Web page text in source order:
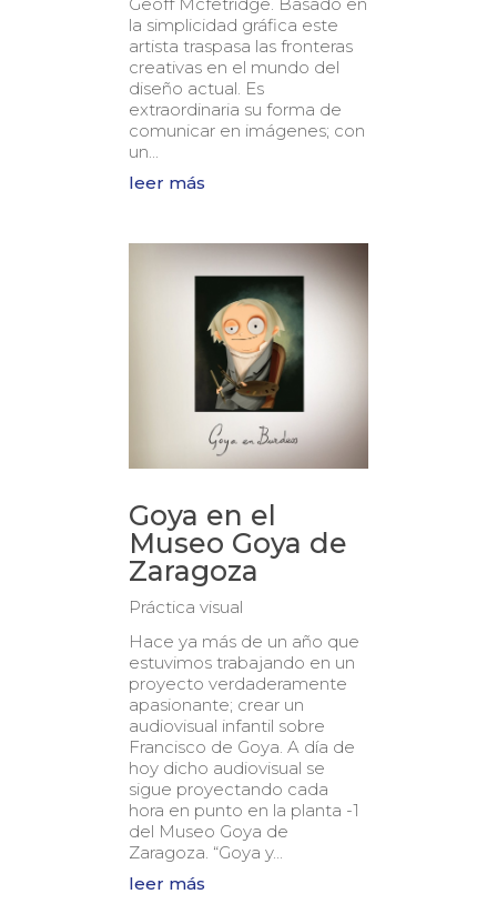
Geoff Mcfetridge. Basado en
la simplicidad gráfica este
artista traspasa las fronteras
creativas en el mundo del
diseño actual. Es
extraordinaria su forma de
comunicar en imágenes; con
un...
leer más
Goya en el
Museo Goya de
Zaragoza
Práctica visual
Hace ya más de un año que
estuvimos trabajando en un
proyecto verdaderamente
apasionante; crear un
audiovisual infantil sobre
Francisco de Goya. A día de
hoy dicho audiovisual se
sigue proyectando cada
hora en punto en la planta -1
del Museo Goya de
Zaragoza. “Goya y...
leer más